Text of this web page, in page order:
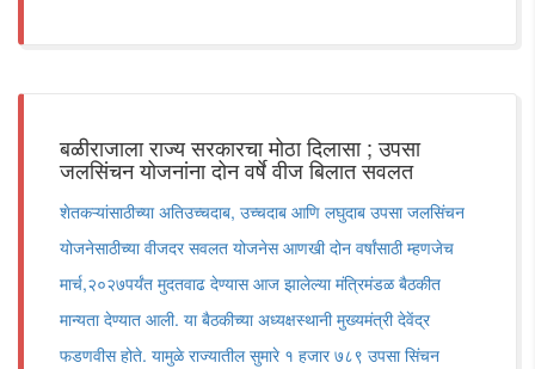
बळीराजाला राज्य सरकारचा मोठा दिलासा ; उपसा
जलसिंचन योजनांना दोन वर्षे वीज बिलात सवलत
शेतकऱ्यांसाठीच्या अतिउच्चदाब, उच्चदाब आणि लघुदाब उपसा जलसिंचन
योजनेसाठीच्या वीजदर सवलत योजनेस आणखी दोन वर्षांसाठी म्हणजेच
मार्च,२०२७पर्यंत मुदतवाढ देण्यास आज झालेल्या मंत्रिमंडळ बैठकीत
मान्यता देण्यात आली. या बैठकीच्या अध्यक्षस्थानी मुख्यमंत्री देवेंद्र
फडणवीस होते. यामुळे राज्यातील सुमारे १ हजार ७८९ उपसा सिंचन